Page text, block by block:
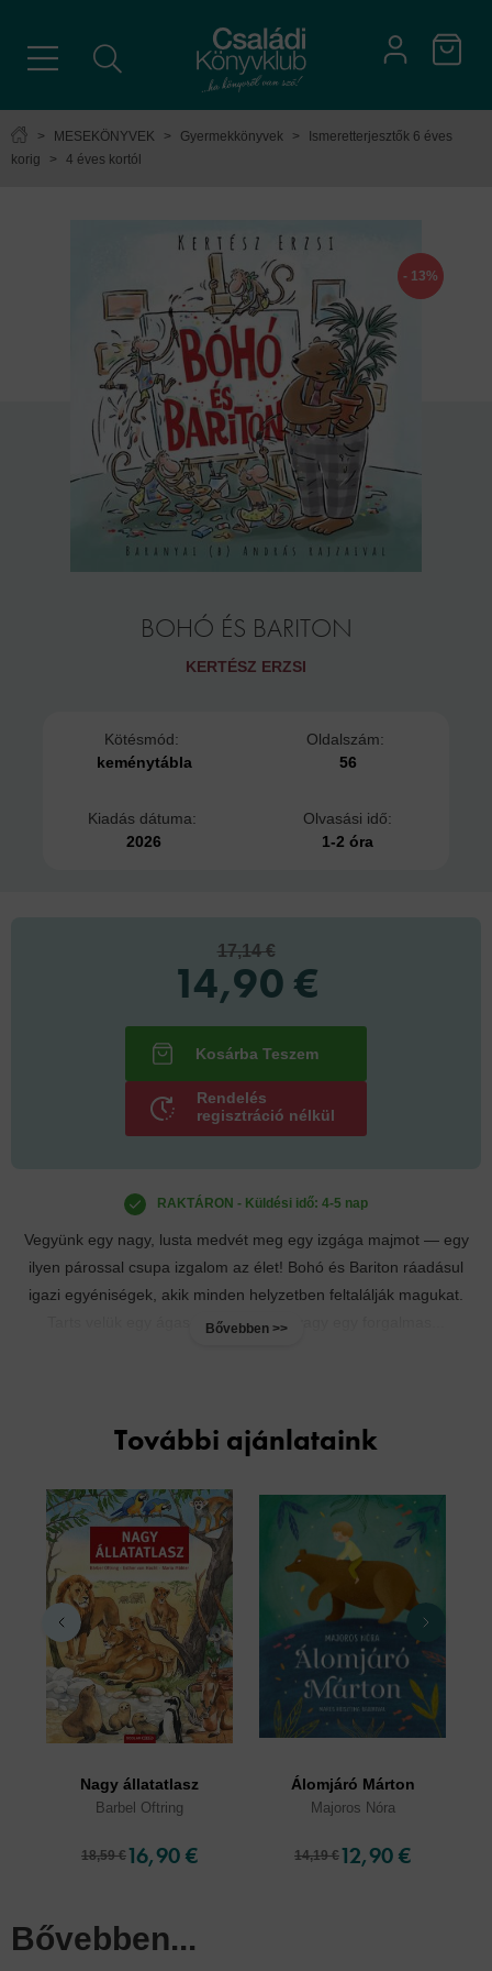
> MESEKÖNYVEK > Gyermekkönyvek >
Ismeretterjesztők 6 éves
korig
> 4 éves kortól
- 13%
BOHÓ ÉS BARITON
KERTÉSZ ERZSI
Kötésmód:
keménytábla
Oldalszám:
56
Kiadás dátuma:
2026
Olvasási idő:
1-2 óra
Vegyünk egy nagy, lusta medvét meg egy izgága majmot — egy
ilyen párossal csupa izgalom az élet! Bohó és Bariton ráadásul
igazi egyéniségek, akik minden helyzetben feltalálják magukat.
Tarts velük egy ágas-bokros kertbe vagy egy forgalmas...
Bővebben >>
RAKTÁRON - Küldési idő: 4-5 nap
17,14 €
14,90 €
Rendelés
regisztráció nélkül
További ajánlataink
Nagy állatatlasz
Barbel Oftring
18,59 €16,90 €
Álomjáró Márton
Majoros Nóra
14,19 €12,90 €
Bővebben...